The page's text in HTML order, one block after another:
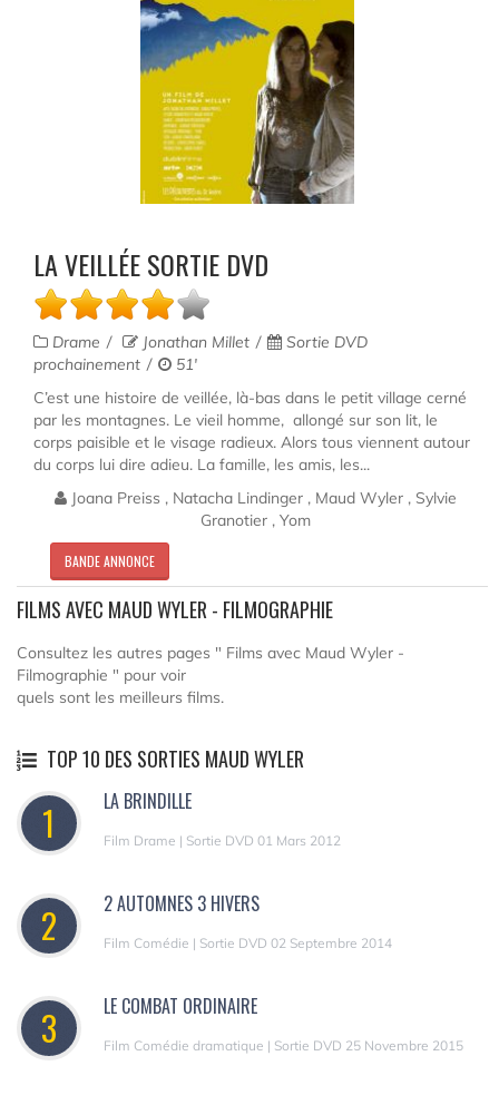
LA VEILLÉE SORTIE DVD
Drame Jonathan Millet
Sortie DVD
prochainement
51'
C’est une histoire de veillée, là-bas dans le petit village cerné
par les montagnes. Le vieil homme, allongé sur son lit, le
corps paisible et le visage radieux. Alors tous viennent autour
du corps lui dire adieu. La famille, les amis, les...
Joana Preiss , Natacha Lindinger , Maud Wyler , Sylvie
Granotier , Yom
BANDE ANNONCE
FILMS AVEC MAUD WYLER - FILMOGRAPHIE
Consultez les autres pages " Films avec Maud Wyler -
Filmographie " pour voir
quels sont les meilleurs films.
TOP 10 DES SORTIES MAUD WYLER
1 LA BRINDILLE
Film Drame | Sortie DVD 01 Mars 2012
2 2 AUTOMNES 3 HIVERS
Film Comédie | Sortie DVD 02 Septembre 2014
3 LE COMBAT ORDINAIRE
Film Comédie dramatique | Sortie DVD 25 Novembre 2015